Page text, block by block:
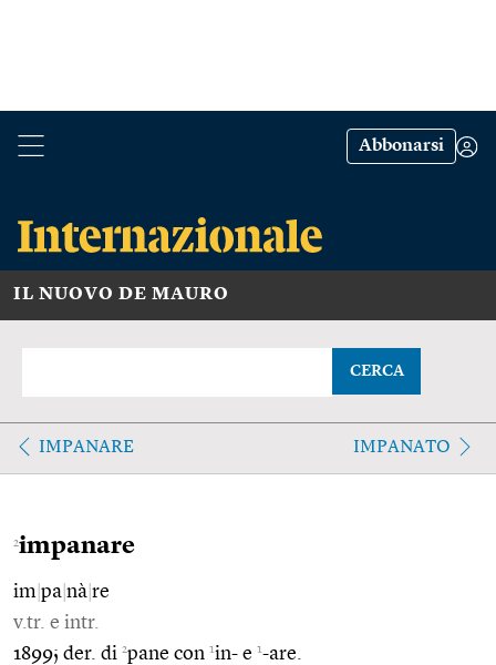
Abbonarsi
IL NUOVO DE MAURO
CERCA
IMPANARE IMPANATO
2impanare
im pa nà re
v.tr. e intr.
1899; der. di 2pane con 1in- e 1-are.